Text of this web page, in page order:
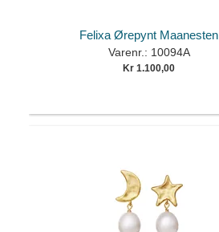
Felixa Ørepynt Maanesten
Varenr.: 10094A
Kr 1.100,00